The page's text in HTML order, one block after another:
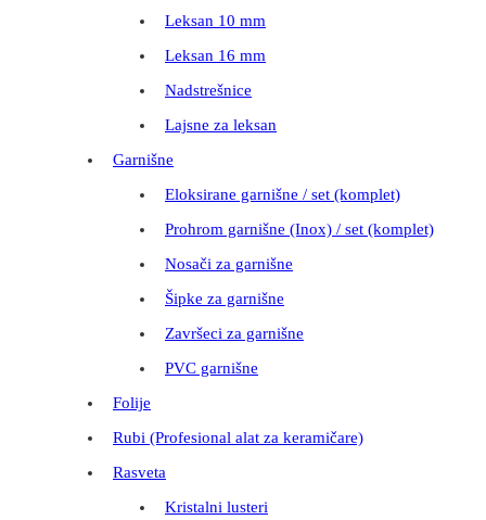
Leksan 10 mm
Leksan 16 mm
Nadstrešnice
Lajsne za leksan
Garnišne
Eloksirane garnišne / set (komplet)
Prohrom garnišne (Inox) / set (komplet)
Nosači za garnišne
Šipke za garnišne
Završeci za garnišne
PVC garnišne
Folije
Rubi (Profesional alat za keramičare)
Rasveta
Kristalni lusteri